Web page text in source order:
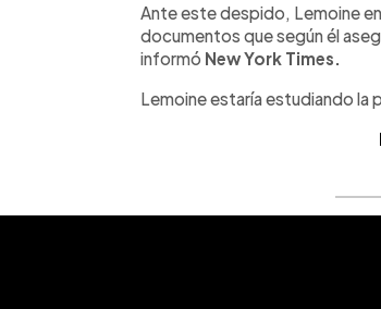
Ante este despido, Lemoine
documentos que según él
informó New York Times.
Lemoine estaría estudiando la